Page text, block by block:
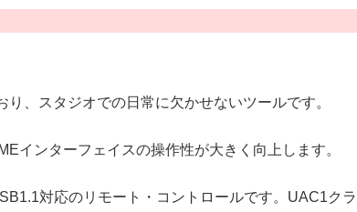
、スタジオでの日常に欠かせないツールです。
インターフェイスの操作性が大きく向上します。
対応のリモート・コントロールです。UAC1ク